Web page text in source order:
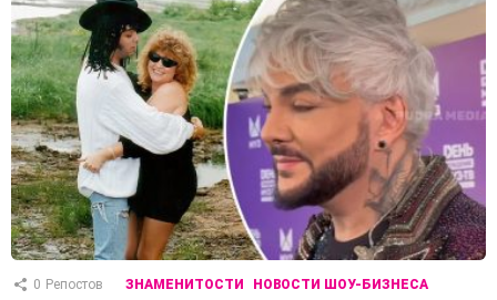
0 Репостов ЗНАМЕНИТОСТИ НОВОСТИ ШОУ-БИЗНЕСА